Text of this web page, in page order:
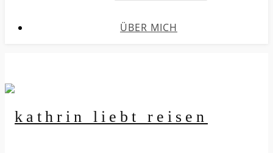
ÜBER MICH